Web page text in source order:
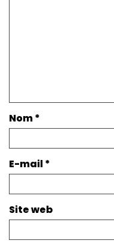
Nom*
E-mail*
Site web